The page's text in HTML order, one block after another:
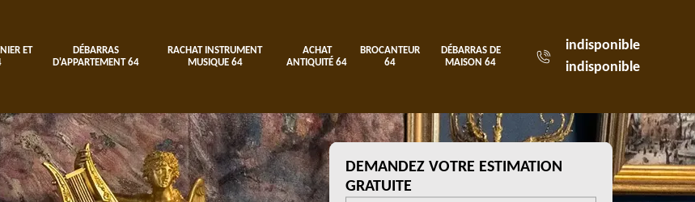
ET
DÉBARRAS
D'APPARTEMENT 64
RACHAT INSTRUMENT
MUSIQUE 64
ACHAT
ANTIQUITÉ 64
BROCANTEUR
64
DÉBARRAS DE
MAISON 64
indisponible
indisponible
DEMANDEZ VOTRE ESTIMATION
GRATUITE